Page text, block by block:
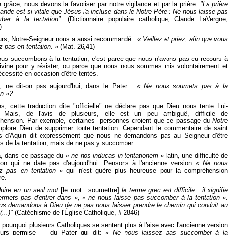
grâce, nous devons la favoriser par notre vigilance et par la prière. "La prière
est si vitale que Jésus l'a incluse dans le Notre Père : Ne nous laisse pas
à la tentation". (Dictionnaire populaire catholique, Claude LaVergne,
Notre-Seigneur nous a aussi recommandé : « Veillez et priez, afin que vous
pas en tentation. » (Mat. 26,41)
succombons à la tentation, c'est parce que nous n'avons pas eu recours à
pour y résister, ou parce que nous nous sommes mis volontairement et
en occasion d'être tentés.
ne dit-on pas aujourd'hui, dans le Pater : « Ne nous soumets pas à la
»?
cette traduction dite "officielle" ne déclare pas que Dieu nous tente Lui-
Mais, de l'avis de plusieurs, elle est un peu ambiguë, difficile de
Par exemple, certaines personnes croient que ce passage du Notre
Dieu de supprimer toute tentation. Cependant le commentaire de saint
d'Aquin dit expressément que nous ne demandons pas au Seigneur d'être
de la tentation, mais de ne pas y succomber.
dans ce passage du « ne nos inducas in tentationem » latin, une difficulté de
qui ne date pas d'aujourd'hui. Pensons à l'ancienne version « Ne nous
pas en tentation » qui n'est guère plus heureuse pour la compréhension
en un seul mot [le mot : soumettre] le terme grec est difficile : il signifie
pas d'entrer dans », « ne nous laisse pas succomber à la tentation ».
demandons à Dieu de ne pas nous laisser prendre le chemin qui conduit au
(...)" (Catéchisme de l'Église Catholique, # 2846)
pourquoi plusieurs Catholiques se sentent plus à l'aise avec l'ancienne version
permise – du Pater qui dit:« Ne nous laissez pas succomber à la